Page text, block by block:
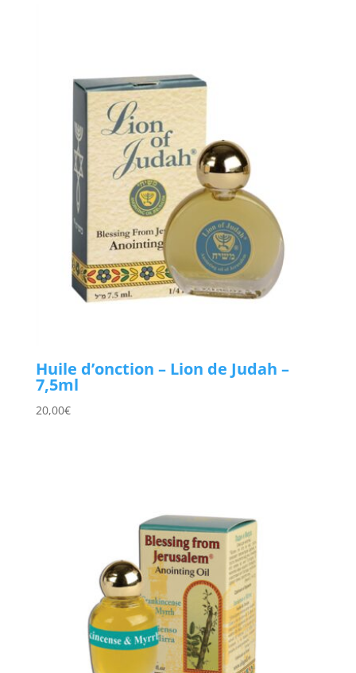
Huile d’onction – Lion de Judah –
7,5ml
20,00€